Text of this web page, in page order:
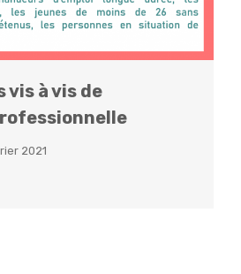
vis à vis de
2021